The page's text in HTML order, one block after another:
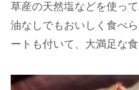
草産の天然塩などを使っ
油なしでもおいしく食べ
ートも付いて、大満足な食